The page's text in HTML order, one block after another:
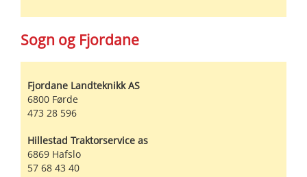
Sogn og Fjordane
Fjordane Landteknikk AS
6800 Førde
473 28 596
Hillestad Traktorservice as
6869 Hafslo
57 68 43 40